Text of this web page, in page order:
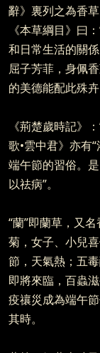
辭》裏列之為香草
《本草綱目》曰
和日常生活的關係
屈子芳菲，身佩
的美德能配此殊卉
《荊楚歲時記》
歌•雲中君》亦有
端午節的習俗。
以祛病”。
“蘭”即蘭草，又
菊，女子、小兒
節，天氣熱；五
即將來臨，百蟲
疫禳災成為端午
其時。